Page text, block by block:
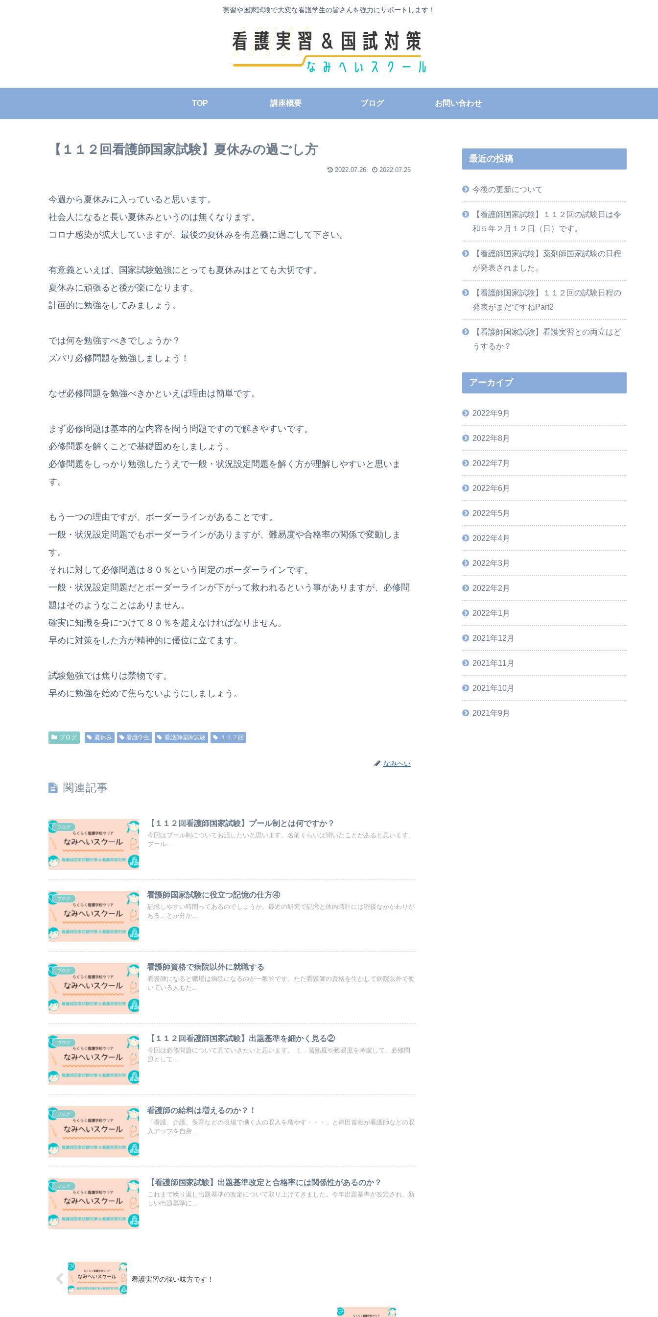
実習や国家試験で大変な看護学生の皆さんを強力にサポートします！
TOP 講座概要 ブログ お問い合わせ
【１１２回看護師国家試験】夏休みの過ごし方
2022.07.26 2022.07.25
今週から夏休みに入っていると思います。
社会人になると長い夏休みというのは無くなります。
コロナ感染が拡大していますが、最後の夏休みを有意義に過ごして下さい。
有意義といえば、国家試験勉強にとっても夏休みはとても大切です。
夏休みに頑張ると後が楽になります。
計画的に勉強をしてみましょう。
では何を勉強すべきでしょうか？
ズバリ必修問題を勉強しましょう！
なぜ必修問題を勉強べきかといえば理由は簡単です。
まず必修問題は基本的な内容を問う問題ですので解きやすいです。
必修問題を解くことで基礎固めをしましょう。
必修問題をしっかり勉強したうえで一般・状況設定問題を解く方が理解しやすいと思いま
す。
もう一つの理由ですが、ボーダーラインがあることです。
一般・状況設定問題でもボーダーラインがありますが、難易度や合格率の関係で変動しま
す。
それに対して必修問題は８０％という固定のボーダーラインです。
一般・状況設定問題だとボーダーラインが下がって救われるという事がありますが、必修問
題はそのようなことはありません。
確実に知識を身につけて８０％を超えなければなりません。
早めに対策をした方が精神的に優位に立てます。
試験勉強では焦りは禁物です。
早めに勉強を始めて焦らないようにしましょう。
ブログ 夏休み 看護学生 看護師国家試験 １１２回
なみへい
関連記事
ブログ 【１１２回看護師国家試験】プール制とは何ですか？
今回はプール制についてお話したいと思います。名前くらいは聞いたことがあると思います。
プール...
ブログ 看護師国家試験に役立つ記憶の仕方④
記憶しやすい時間ってあるのでしょうか。最近の研究で記憶と体内時計には密接なかかわりが
あることが分か...
ブログ 看護師資格で病院以外に就職する
看護師になると職場は病院になるのが一般的です。ただ看護師の資格を生かして病院以外で働
いている人もた...
ブログ 【１１２回看護師国家試験】出題基準を細かく見る②
今回は必修問題について見ていきたいと思います。 １．習熟度や難易度を考慮して、必修問
題として...
ブログ 看護師の給料は増えるのか？！
「看護、介護、保育などの現場で働く人の収入を増やす・・・」と岸田首相が看護師などの収
入アップを自身...
ブログ 【看護師国家試験】出題基準改定と合格率には関係性があるのか？
これまで繰り返し出題基準の改定について取り上げてきました。今年出題基準が改定され、新
しい出題基準に...
看護実習の強い味方です！
最近の投稿
今後の更新について
【看護師国家試験】１１２回の試験日は令
和５年２月１２日（日）です。
【看護師国家試験】薬剤師国家試験の日程
が発表されました。
【看護師国家試験】１１２回の試験日程の
発表がまだですねPart2
【看護師国家試験】看護実習との両立はど
うするか？
アーカイブ
2022年9月
2022年8月
2022年7月
2022年6月
2022年5月
2022年4月
2022年3月
2022年2月
2022年1月
2021年12月
2021年11月
2021年10月
2021年9月